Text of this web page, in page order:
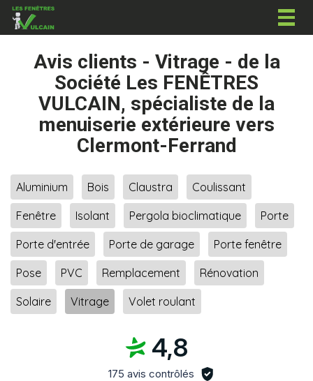
Avis clients - Vitrage - de la
Société Les FENÊTRES
VULCAIN, spécialiste de la
menuiserie extérieure vers
Clermont-Ferrand
Aluminium Bois Claustra Coulissant
Fenêtre Isolant Pergola bioclimatique Porte
Porte d'entrée Porte de garage Porte fenêtre
Pose PVC Remplacement Rénovation
Solaire Vitrage Volet roulant
4,8
175 avis contrôlés